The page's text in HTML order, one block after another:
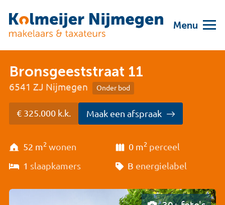
Menu
Bronsgeeststraat 11
6541 ZJ Nijmegen Onder bod
€ 325.000 k.k. Maak een afspraak
52 m2 wonen 0 m2 perceel
1 slaapkamers B energielabel